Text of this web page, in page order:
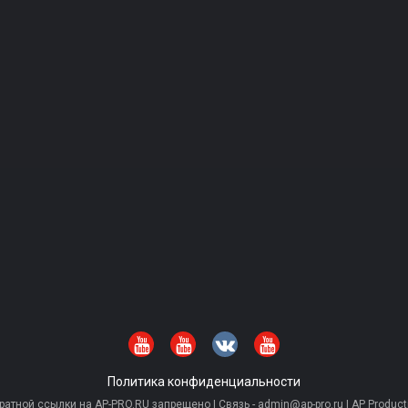
Политика конфиденциальности
ссылки на AP-PRO.RU запрещено | Связь - admin@ap-pro.ru | AP